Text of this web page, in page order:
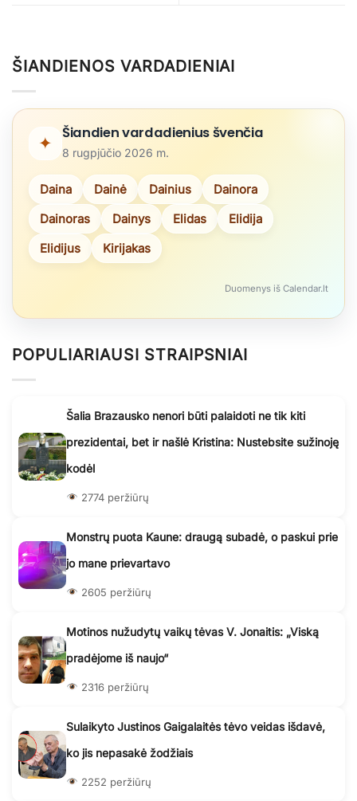
ŠIANDIENOS VARDADIENIAI
✦
Šiandien vardadienius švenčia
8 rugpjūčio 2026 m.
Daina Dainė Dainius
Dainora
Dainoras
Dainys Elidas
Elidija
Elidijus
Kirijakas
Duomenys iš Calendar.lt
POPULIARIAUSI STRAIPSNIAI
Šalia Brazausko nenori būti palaidoti ne tik kiti
prezidentai, bet ir našlė Kristina: Nustebsite sužinoję
kodėl
2774 peržiūrų
Monstrų puota Kaune: draugą subadė, o paskui prie
jo mane prievartavo
2605 peržiūrų
Motinos nužudytų vaikų tėvas V. Jonaitis: „Viską
pradėjome iš naujo“
2316 peržiūrų
Sulaikyto Justinos Gaigalaitės tėvo veidas išdavė,
ko jis nepasakė žodžiais
2252 peržiūrų